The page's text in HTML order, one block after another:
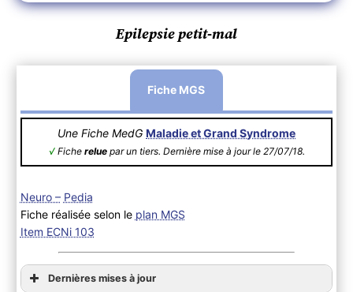
Epilepsie petit-mal
Fiche MGS
Une Fiche MedG Maladie et Grand Syndrome
√Fiche reluepar un tiers. Dernière mise à jour le 27/07/18.
Neuro – Pedia
Fiche réalisée selon le plan MGS
Item ECNi 103
Dernières mises à jour